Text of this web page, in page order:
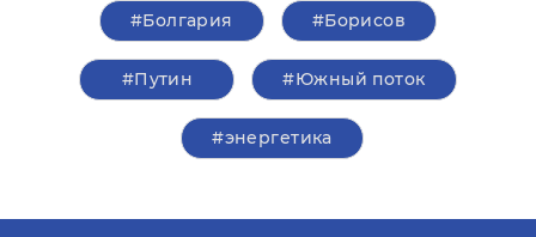
#Болгария #Борисов
#Путин #Южный поток
#энергетика